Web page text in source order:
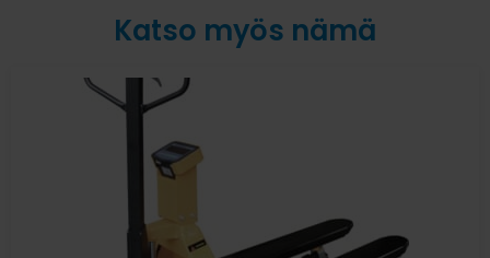
Katso myös nämä